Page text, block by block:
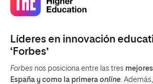
Líderes en innovación
‘Forbes’
Forbes nos posiciona entre las tres
España y como la primera online.